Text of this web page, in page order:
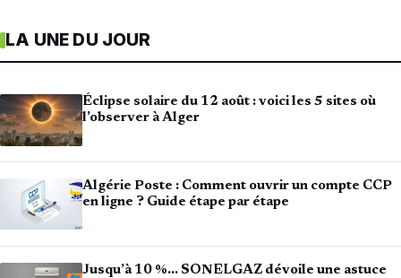
LA UNE DU JOUR
Éclipse solaire du 12 août : voici les 5 sites où
l’observer à Alger
Algérie Poste : Comment ouvrir un compte CCP
en ligne ? Guide étape par étape
Jusqu’à 10 %… SONELGAZ dévoile une astuce